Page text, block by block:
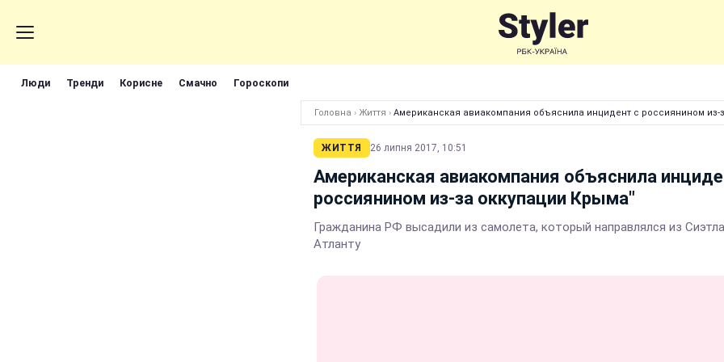
Люди Тренди Корисне Смачно Гороскопи
Головна › Життя › Американская авиакомпания объяснила инцидент с россиянином из-
ЖИТТЯ 26 липня 2017, 10:51
Американская авиакомпания объяснила
россиянином из-за оккупации Крыма"
Гражданина РФ высадили из самолета, который направлялся из
Атланту